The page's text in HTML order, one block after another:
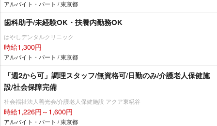
アルバイト・パート / 東京都
歯科助手/未経験OK・扶養内勤務OK
はやしデンタルクリニック
時給1,300円
アルバイト・パート / 東京都
「週2から可」調理スタッフ/無資格可/日勤のみ/介護老人保健施
設/社会保障完備
社会福祉法人善光会/介護老人保健施設 アクア東糀谷
時給1,226円～1,600円
アルバイト・パート / 東京都